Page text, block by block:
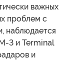
важных
проблем с
наблюдается
3 и Terminal
и